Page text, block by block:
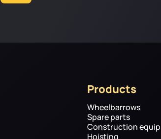
Products
Wheelbarrows
Spare parts
Construction
Hoisting